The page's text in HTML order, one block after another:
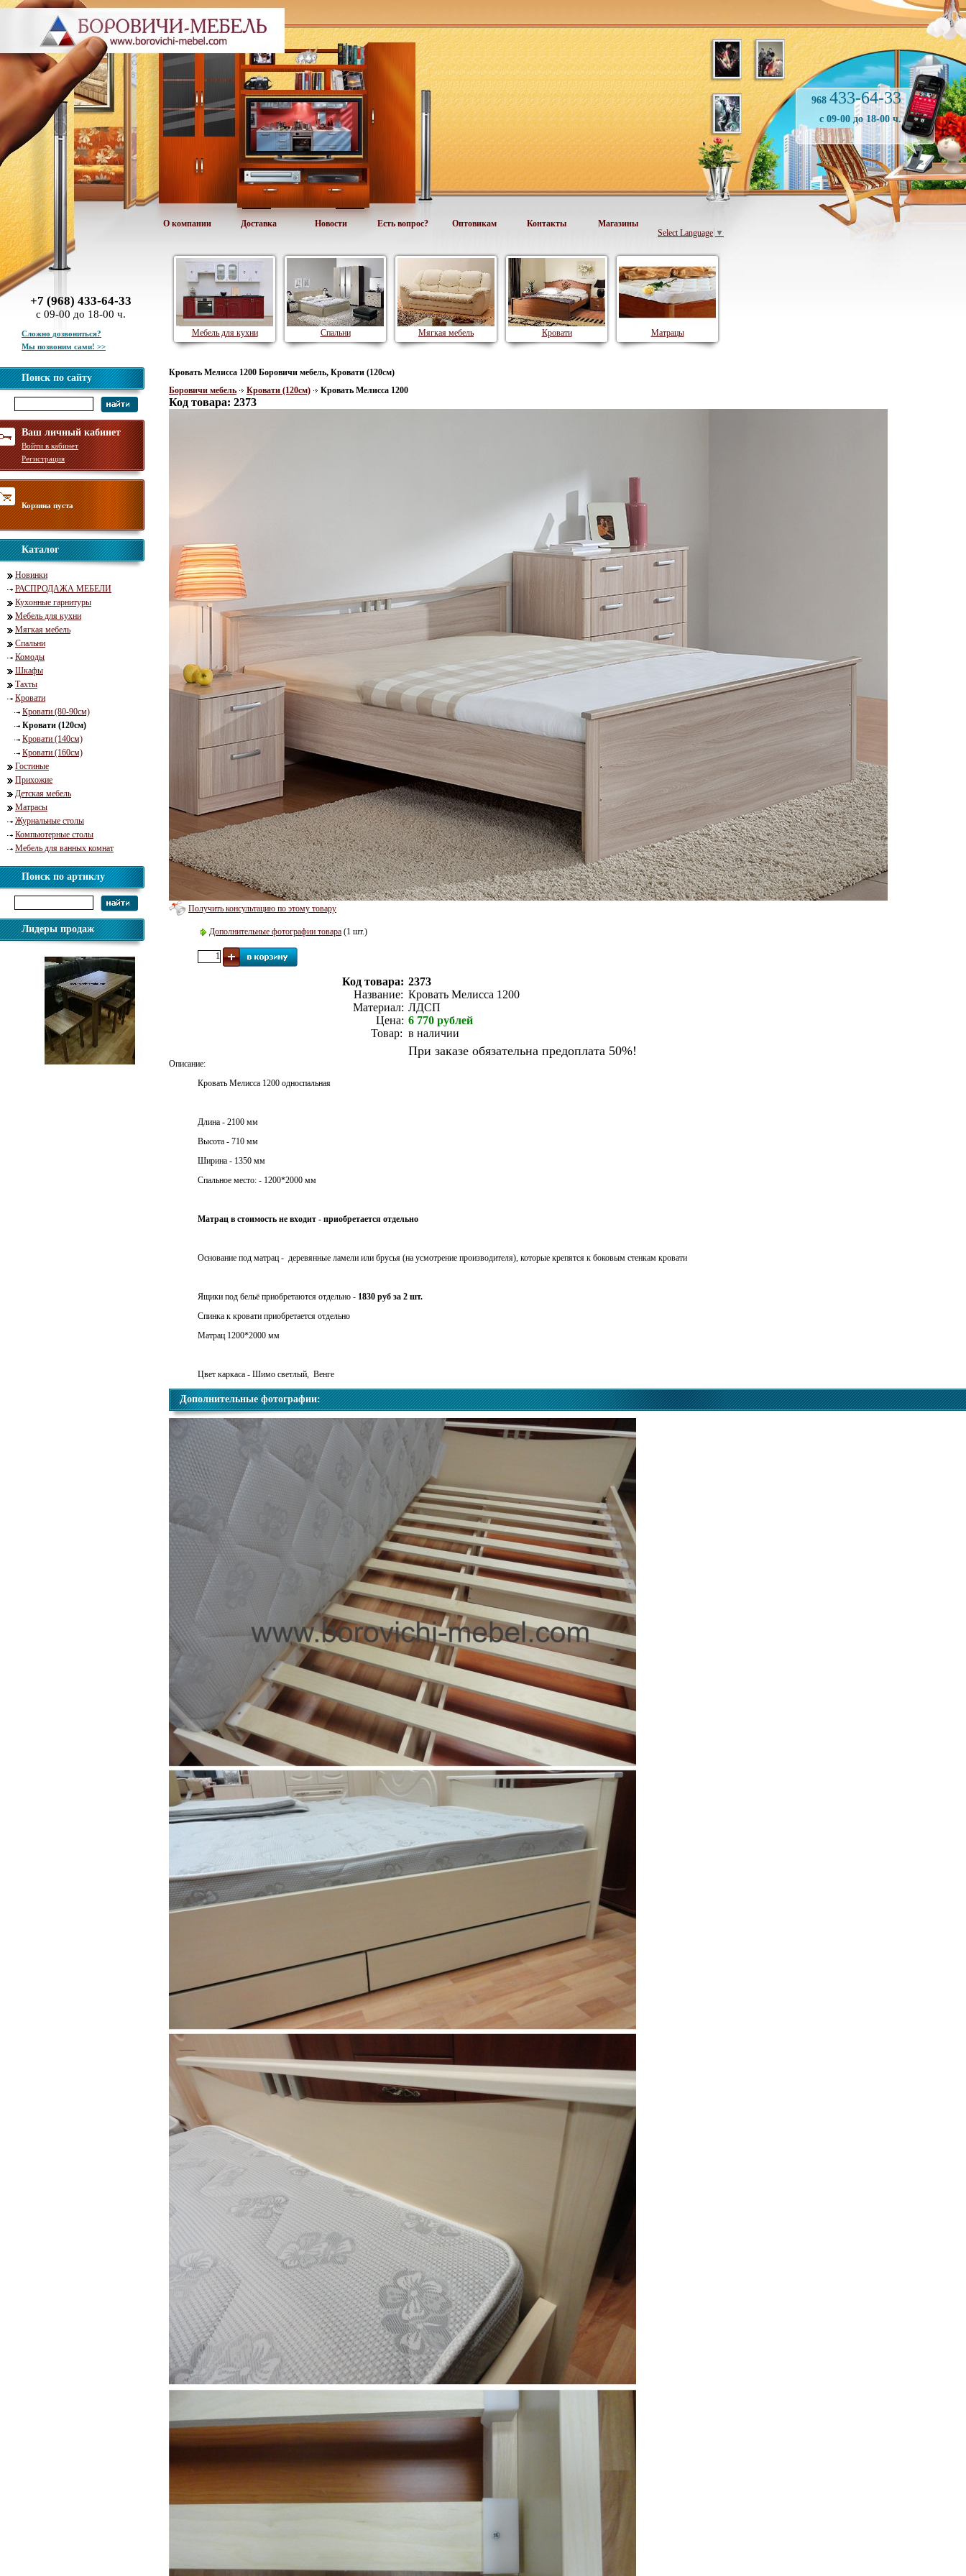
968 433-64-33
с 09-00 до 18-00 ч.
О компании Доставка Новости Есть вопрос? Оптовикам Контакты
Магазины
Select Language ▼
+7 (968) 433-64-33
с 09-00 до 18-00 ч.
Сложно дозвониться?
Мы позвоним сами! >>
Поиск по сайту
Ваш личный кабинет
Войти в кабинет
Регистрация
Корзина пуста
Каталог
Новинки
РАСПРОДАЖА МЕБЕЛИ
Кухонные гарнитуры
Мебель для кухни
Мягкая мебель
Спальни
Комоды
Шкафы
Тахты
Кровати
Кровати (80-90см)
Кровати (120см)
Кровати (140см)
Кровати (160см)
Гостиные
Прихожие
Детская мебель
Матрасы
Журнальные столы
Компьютерные столы
Мебель для ванных комнат
Поиск по артиклу
Лидеры продаж
Мебель для кухни Спальни Мягкая мебель Кровати Матрацы
Кровать Мелисса 1200 Боровичи мебель, Кровати (120см)
Боровичи мебель
Кровати (120см) Кровать Мелисса 1200
Код товара: 2373
Получить консультацию по этому товару
Дополнительные фотографии товара (1 шт.)
Код товара: 2373
Название: Кровать Мелисса 1200
Материал: ЛДСП
Цена: 6 770 рублей
Товар: в наличии
При заказе обязательна предоплата 50%!
Описание:
Кровать Мелисса 1200 односпальная
Длина - 2100 мм
Высота - 710 мм
Ширина - 1350 мм
Спальное место: - 1200*2000 мм
Матрац в стоимость не входит - приобретается отдельно
Основание под матрац - деревянные ламели или брусья (на усмотрение производителя), которые крепятся к боковым стенкам кровати
Ящики под бельё приобретаются отдельно - 1830 руб за 2 шт.
Спинка к кровати приобретается отдельно
Матрац 1200*2000 мм
Цвет каркаса - Шимо светлый, Венге
Дополнительные фотографии: